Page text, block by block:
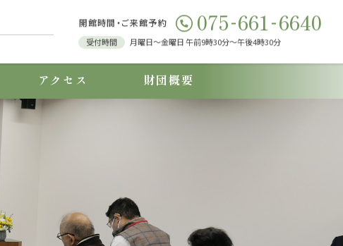
開館時間・ご来館予約 075-661-6640
受付時間 ⽉曜⽇～⾦曜⽇ 午前9時30分～午後4時30分
アクセス 財団概要